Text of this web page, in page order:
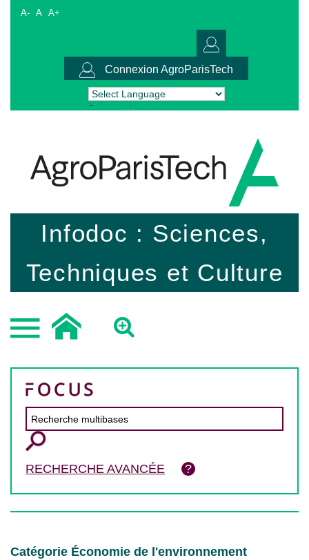
A- A A+
Connexion AgroParisTech
Powered by Translate
Infodoc : Sciences,
Techniques et Culture
RECHERCHE AVANCÉE
Catégorie Économie de l'environnement